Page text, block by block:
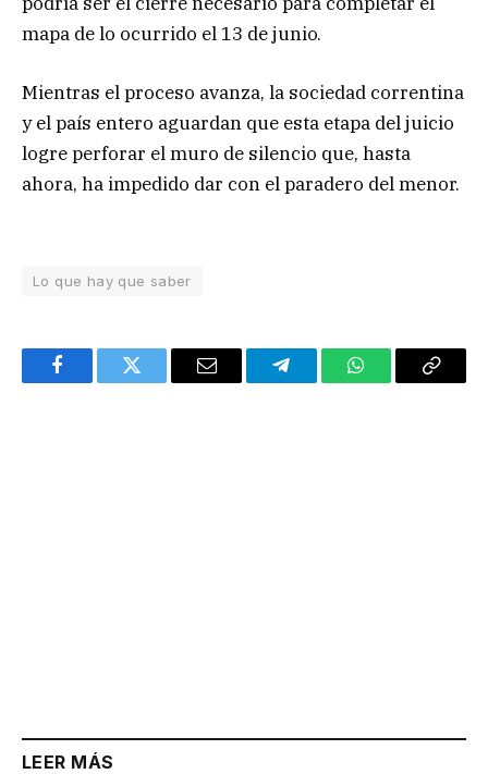
mapa de lo ocurrido el 13 de junio.
Mientras el proceso avanza, la sociedad correntina
y el país entero aguardan que esta etapa del juicio
logre perforar el muro de silencio que, hasta
ahora, ha impedido dar con el paradero del menor.
Lo que hay que saber
FacebookTwitter Email TelegramWhatsAppCopy
LEER MÁS